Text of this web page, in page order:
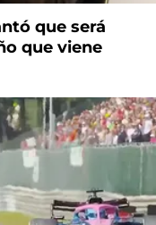
que será
que viene